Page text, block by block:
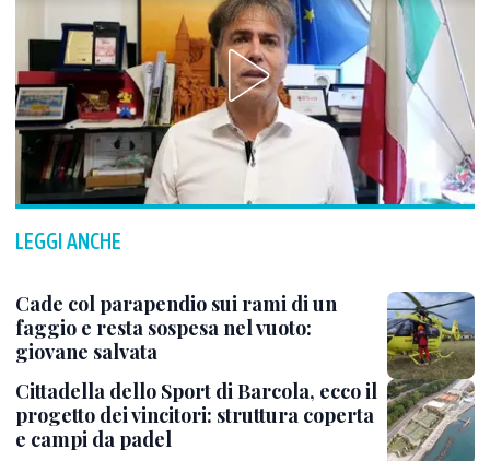
LEGGI ANCHE
Cade col parapendio sui rami di un
faggio e resta sospesa nel vuoto:
giovane salvata
Cittadella dello Sport di Barcola, ecco il
progetto dei vincitori: struttura coperta
e campi da padel